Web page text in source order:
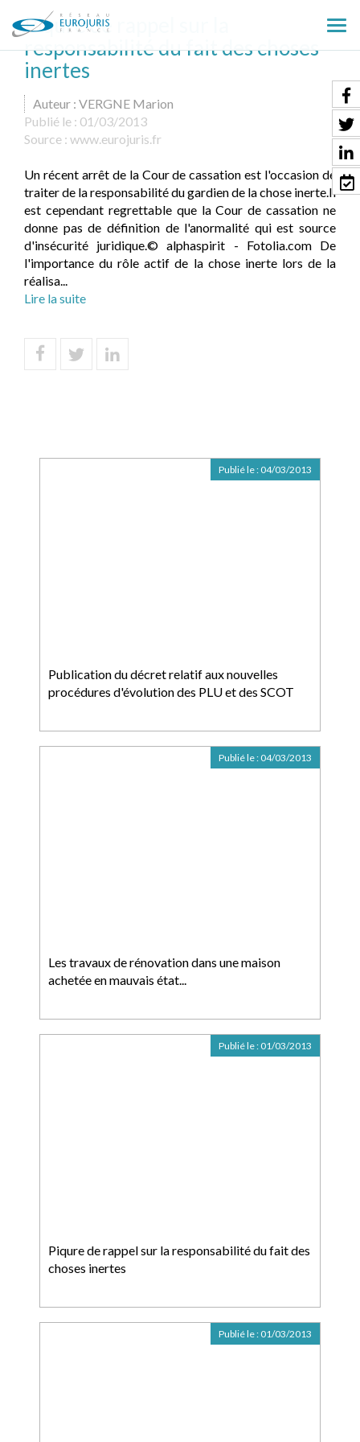
le
Piqure de rappel sur la
responsabilité du fait des choses
inertes
Auteur : VERGNE Marion
Publié le : 01/03/2013
Source : www.eurojuris.fr
Un récent arrêt de la Cour de cassation est l'occasion de
traiter de la responsabilité du gardien de la chose inerte.Il
est cependant regrettable que la Cour de cassation ne
donne pas de définition de l'anormalité qui est source
d'insécurité juridique.© alphaspirit - Fotolia.com De
l'importance du rôle actif de la chose inerte lors de la
réalisa...
Lire la suite
Publication du décret relatif aux nouvelles
procédures d'évolution des PLU et des SCOT
Publié le : 04/03/2013
Les travaux de rénovation dans une maison
achetée en mauvais état...
Publié le : 04/03/2013
Piqure de rappel sur la responsabilité du fait des
choses inertes
Publié le : 01/03/2013
Publié le : 01/03/2013